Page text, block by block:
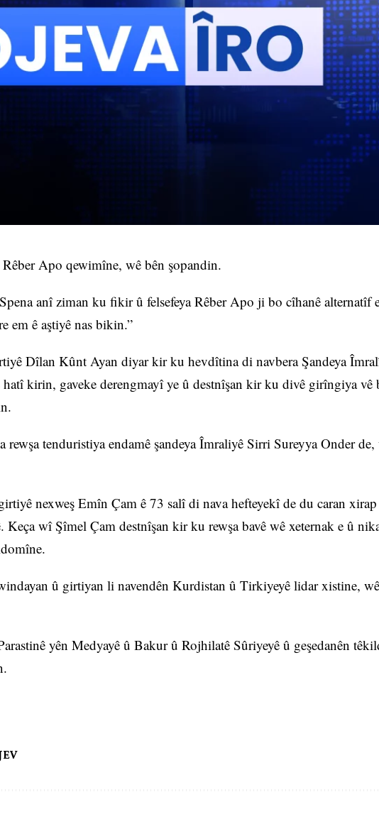
Apo qewimîne, wê bên şopandin.
anî ziman ku fikir û felsefeya Rêber Apo ji bo cîhanê alternatîf
em ê aştiyê nas bikin.”
Dîlan Kûnt Ayan diyar kir ku hevdîtina di navbera Şandeya
kirin, gaveke derengmayî ye û destnîşan kir ku divê girîngiya vê
rewşa tenduristiya endamê şandeya Îmraliyê Sirri Sureyya Onder de,
nexweş Emîn Çam ê 73 salî di nava hefteyekî de du caran
Keça wî Şîmel Çam destnîşan kir ku rewşa bavê wê xeternak e û
û girtiyan li navendên Kurdistan û Tirkiyeyê lidar xistine,
yên Medyayê û Bakur û Rojhilatê Sûriyeyê û geşedanên